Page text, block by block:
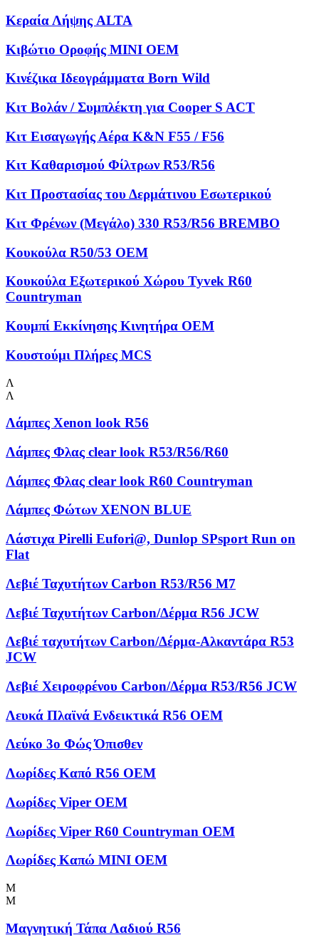
Κεραία Λήψης ALTA
Κιβώτιο Οροφής MINI OEM
Κινέζικα Ιδεογράμματα Born Wild
Κιτ Βολάν / Συμπλέκτη για Cooper S ACT
Κιτ Εισαγωγής Αέρα K&N F55 / F56
Κιτ Καθαρισμού Φίλτρων R53/R56
Κιτ Προστασίας του Δερμάτινου Εσωτερικού
Κιτ Φρένων (Μεγάλο) 330 R53/R56 BREMBO
Κουκούλα R50/53 OEM
Κουκούλα Εξωτερικού Χώρου Tyvek R60
Countryman
Κουμπί Εκκίνησης Κινητήρα OEM
Κουστούμι Πλήρες MCS
Λ
Λ
Λάμπες Xenon look R56
Λάμπες Φλας clear look R53/R56/R60
Λάμπες Φλας clear look R60 Countryman
Λάμπες Φώτων XENON BLUE
Λάστιχα Pirelli Eufori@, Dunlop SPsport Run on
Flat
Λεβιέ Ταχυτήτων Carbon R53/R56 M7
Λεβιέ Ταχυτήτων Carbon/Δέρμα R56 JCW
Λεβιέ ταχυτήτων Carbon/Δέρμα-Αλκαντάρα R53
JCW
Λεβιέ Χειροφρένου Carbon/Δέρμα R53/R56 JCW
Λευκά Πλαϊνά Ενδεικτικά R56 OEM
Λεύκο 3ο Φώς Όπισθεν
Λωρίδες Kαπό R56 OEM
Λωρίδες Viper OEM
Λωρίδες Viper R60 Countryman OEM
Λωρίδες Καπώ MINI OEM
Μ
Μ
Μαγνητική Τάπα Λαδιού R56